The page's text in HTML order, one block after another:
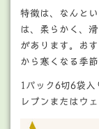
特徴は、なんと
は、柔らかく、
があります。お
から寒くなる季
1パック6切6袋
レブンまたはウ